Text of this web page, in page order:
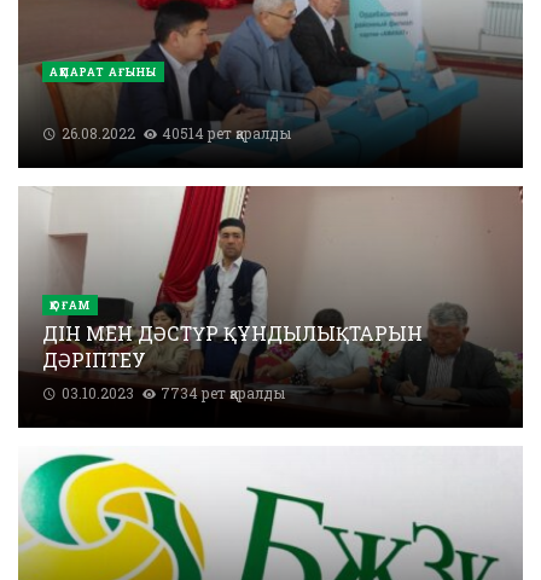
АҚПАРАТ АҒЫНЫ
26.08.2022 40514 рет қаралды
ҚОҒАМ
ДІН МЕН ДӘСТҮР ҚҰНДЫЛЫҚТАРЫН
ДӘРІПТЕУ
03.10.2023 7734 рет қаралды